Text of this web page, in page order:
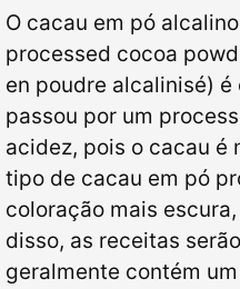
O cacau em pó
processed cocoa
en poudre alcalinisé) é
passou por um
acidez, pois o cacau é
tipo de cacau em pó
coloração mais
disso, as receitas
geralmente contém